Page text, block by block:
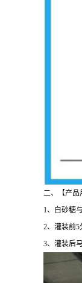
二、【产品
1、白砂糖
2、灌装前5
3、灌装后